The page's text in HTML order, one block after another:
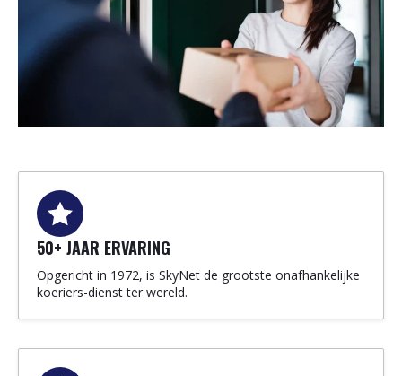
50+ JAAR ERVARING
Opgericht in 1972, is SkyNet de grootste onafhankelijke
koeriers-dienst ter wereld.